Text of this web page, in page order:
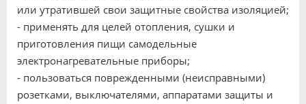
или утратившей свои защитные свойства изоляцией;
- применять для целей отопления, сушки и
приготовления пищи самодельные
электронагревательные приборы;
- пользоваться поврежденными (неисправными)
розетками, выключателями, аппаратами защиты и